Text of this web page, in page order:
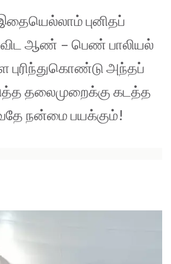
புனிதப்
விட ஆண் – பெண் பாலியல்
புரிந்துகொண்டு அந்தப்
தலைமுறைக்கு கடத்த
நன்மை பயக்கும்!